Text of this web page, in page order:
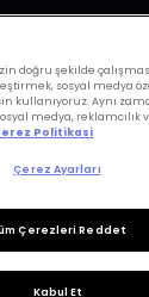
Aydınlatma
Kullanım
İçin
doğru şekilde
sosyal medya
kullanıyoruz. Aynı
medya, reklamcılık
Politikasi
Çerez Ayarları
Çerezleri Reddet
Kabul Et